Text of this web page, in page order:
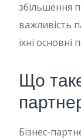
збільшення
важливість
їхні основні
Що
Бізнес-